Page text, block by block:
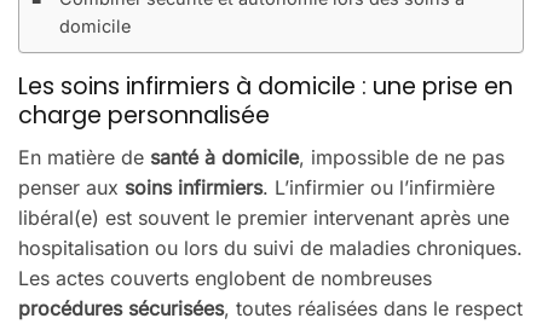
domicile
Les soins infirmiers à domicile : une prise en
charge personnalisée
En matière de santé à domicile, impossible de ne pas
penser aux soins infirmiers. L’infirmier ou l’infirmière
libéral(e) est souvent le premier intervenant après une
hospitalisation ou lors du suivi de maladies chroniques.
Les actes couverts englobent de nombreuses
procédures sécurisées, toutes réalisées dans le respect